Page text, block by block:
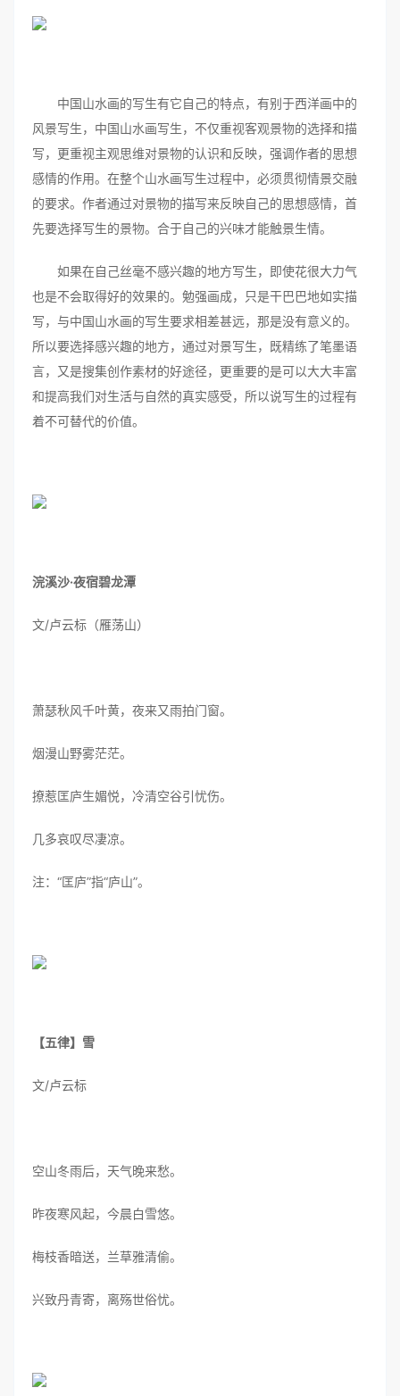
中国山水画的写生有它自己的特点，有别于西洋画中的
风景写生，中国山水画写生，不仅重视客观景物的选择和描
写，更重视主观思维对景物的认识和反映，强调作者的思想
感情的作用。在整个山水画写生过程中，必须贯彻情景交融
的要求。作者通过对景物的描写来反映自己的思想感情，首
先要选择写生的景物。合于自己的兴味才能触景生情。
如果在自己丝毫不感兴趣的地方写生，即使花很大力气
也是不会取得好的效果的。勉强画成，只是干巴巴地如实描
写，与中国山水画的写生要求相差甚远，那是没有意义的。
所以要选择感兴趣的地方，通过对景写生，既精练了笔墨语
言，又是搜集创作素材的好途径，更重要的是可以大大丰富
和提高我们对生活与自然的真实感受，所以说写生的过程有
着不可替代的价值。
浣溪沙·夜宿碧龙潭
文/卢云标（雁荡山）
萧瑟秋风千叶黄，夜来又雨拍门窗。
烟漫山野雾茫茫。
撩惹匡庐生媚悦，冷清空谷引忧伤。
几多哀叹尽凄凉。
注：“匡庐”指“庐山”。
【五律】雪
文/卢云标
空山冬雨后，天气晚来愁。
昨夜寒风起，今晨白雪悠。
梅枝香暗送，兰草雅清偷。
兴致丹青寄，离殇世俗忧。